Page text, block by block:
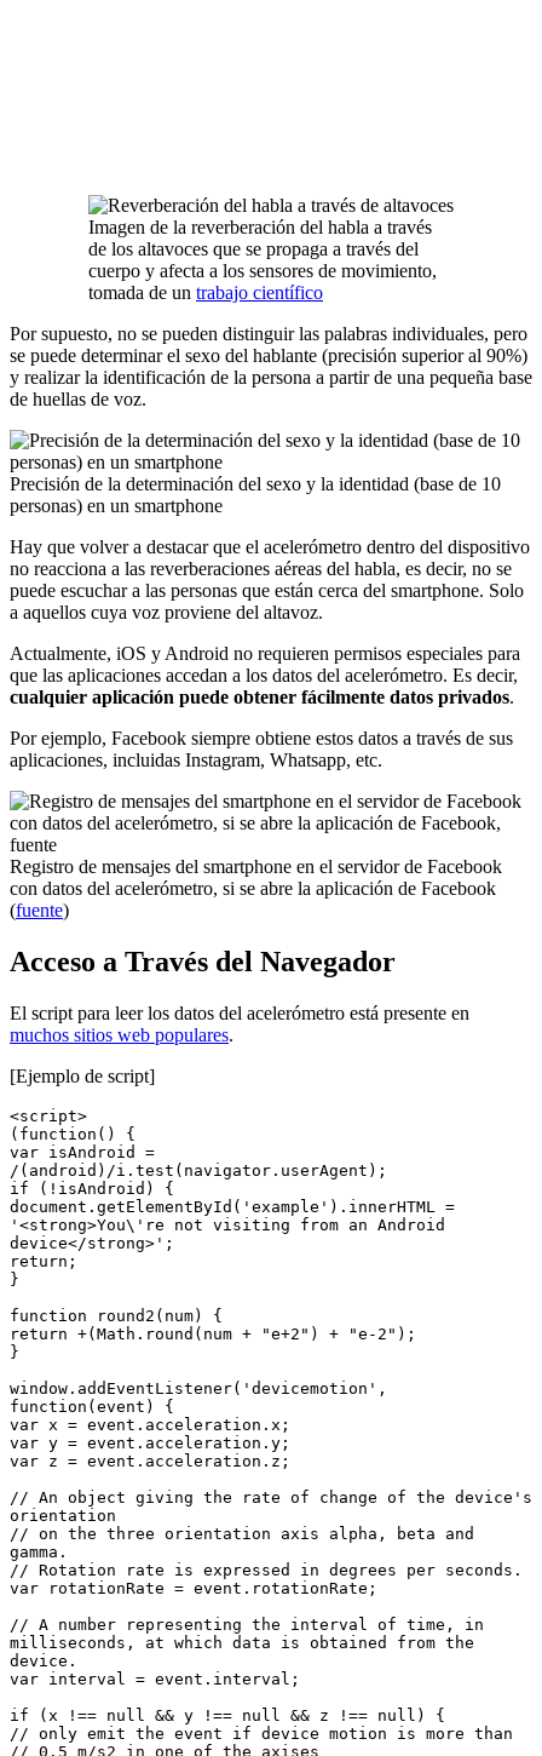
Imagen de la reverberación del habla a través
de los altavoces que se propaga a través del
cuerpo y afecta a los sensores de movimiento,
tomada de un trabajo científico
Por supuesto, no se pueden distinguir las palabras individuales, pero
se puede determinar el sexo del hablante (precisión superior al 90%)
y realizar la identificación de la persona a partir de una pequeña base
de huellas de voz.
Precisión de la determinación del sexo y la identidad (base de 10
personas) en un smartphone
Hay que volver a destacar que el acelerómetro dentro del dispositivo
no reacciona a las reverberaciones aéreas del habla, es decir, no se
puede escuchar a las personas que están cerca del smartphone. Solo
a aquellos cuya voz proviene del altavoz.
Actualmente, iOS y Android no requieren permisos especiales para
que las aplicaciones accedan a los datos del acelerómetro. Es decir,
cualquier aplicación puede obtener fácilmente datos privados.
Por ejemplo, Facebook siempre obtiene estos datos a través de sus
aplicaciones, incluidas Instagram, Whatsapp, etc.
Registro de mensajes del smartphone en el servidor de Facebook
con datos del acelerómetro, si se abre la aplicación de Facebook
(fuente)
Acceso a Través del Navegador
El script para leer los datos del acelerómetro está presente en
muchos sitios web populares.
[Ejemplo de script]
<script>
(function() {
var isAndroid =
/(android)/i.test(navigator.userAgent);
if (!isAndroid) {
document.getElementById('example').innerHTML =
'<strong>You\'re not visiting from an Android
device</strong>';
return;
}
function round2(num) {
return +(Math.round(num + "e+2") + "e-2");
}
window.addEventListener('devicemotion',
function(event) {
var x = event.acceleration.x;
var y = event.acceleration.y;
var z = event.acceleration.z;
// An object giving the rate of change of the device's
orientation
// on the three orientation axis alpha, beta and
gamma.
// Rotation rate is expressed in degrees per seconds.
var rotationRate = event.rotationRate;
// A number representing the interval of time, in
milliseconds, at which data is obtained from the
device.
var interval = event.interval;
if (x !== null && y !== null && z !== null) {
// only emit the event if device motion is more than
// 0.5 m/s2 in one of the axises